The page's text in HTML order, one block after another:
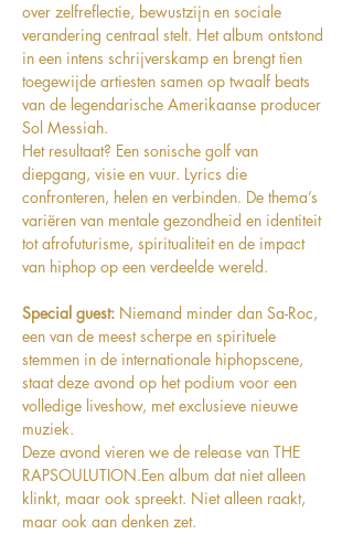
over zelfreflectie, bewustzijn en sociale
verandering centraal stelt. Het album ontstond
in een intens schrijverskamp en brengt tien
toegewijde artiesten samen op twaalf beats
van de legendarische Amerikaanse producer
Sol Messiah.
Het resultaat? Een sonische golf van
diepgang, visie en vuur. Lyrics die
confronteren, helen en verbinden. De thema’s
variëren van mentale gezondheid en identiteit
tot afrofuturisme, spiritualiteit en de impact
van hiphop op een verdeelde wereld.
Special guest: Niemand minder dan Sa-Roc,
een van de meest scherpe en spirituele
stemmen in de internationale hiphopscene,
staat deze avond op het podium voor een
volledige liveshow, met exclusieve nieuwe
muziek.
Deze avond vieren we de release van THE
RAPSOULUTION.Een album dat niet alleen
klinkt, maar ook spreekt. Niet alleen raakt,
maar ook aan denken zet.